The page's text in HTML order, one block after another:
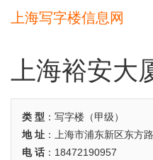
上海写字楼信息网
上海裕安大
类 型 ：写字楼（甲级）
地 址 ：上海市浦东新区东方
电 话 ：18472190957